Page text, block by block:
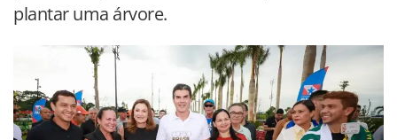
plantar uma árvore.